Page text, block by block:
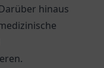
hinaus